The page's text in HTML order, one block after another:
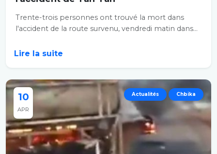
Trente-trois personnes ont trouvé la mort dans
l'accident de la route survenu, vendredi matin dans...
Lire la suite
10
APR
Actualités Chbika